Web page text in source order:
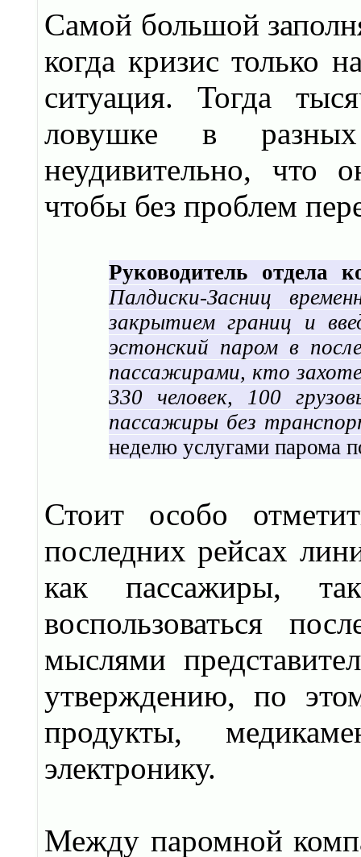
Самой большой
когда кризис только
ситуация. Тогда
ловушке в разных
неудивительно, что
чтобы без проблем
Руководитель
Палдиски-Засниц
закрытием границ и
эстонский паром в
пассажирами, кто
330 человек, 100
пассажиры без
неделю услугами парома
Стоит особо
последних рейсах
как пассажиры,
воспользоваться
мыслями
утверждению, по
продукты,
электронику.
Между паромной